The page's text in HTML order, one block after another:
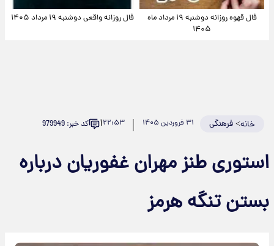
فال قهوه روزانه دوشنبه ۱۹ مرداد ماه
۱۴۰۵
فال روزانه واقعی دوشنبه ۱۹ مرداد ۱۴۰۵
خانه>فرهنگی ۲۲:۵۳۱ کد خبر: 979949
طنز مهران غفوریان درباره
تنگه هرمز